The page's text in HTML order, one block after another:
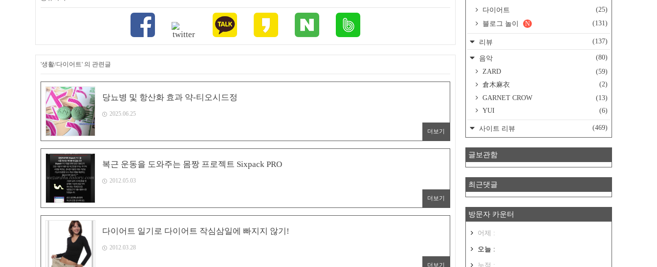
'생활/다이어트' 의 관련글
당뇨병 및 항산화 효과 약-티오시드정
2025.06.25
더보기
복근 운동을 도와주는 몸짱 프로젝트 Sixpack PRO
2012.05.03
더보기
다이어트 일기로 다이어트 작심삼일에 빠지지 않기!
2012.03.28
더보기
다이어트
(25)
블로그 놀이
(131)
N
리뷰 (137)
음악
(80)
ZARD
(59)
倉木麻衣
(2)
GARNET CROW
(13)
YUI
(6)
사이트 리뷰 (469)
글보관함
최근댓글
방문자 카운터
어제 :
오늘 :
누적 :